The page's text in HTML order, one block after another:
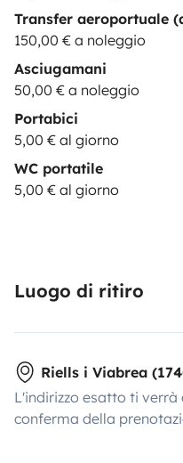
Transfer aeroportuale
150,00 € a noleggio
Asciugamani
50,00 € a noleggio
Portabici
5,00 € al giorno
WC portatile
5,00 € al giorno
Luogo di ritiro
Riells i Viabrea
L'indirizzo esatto ti
conferma della